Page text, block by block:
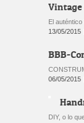
Vintage
El
13/05/2015
BBB-
06/05/2015
DIY, o lo